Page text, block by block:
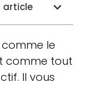
article
le
comme tout
Il vous